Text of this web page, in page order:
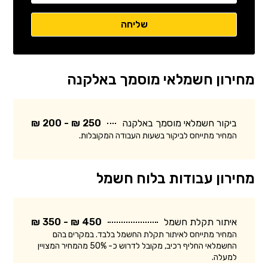
מחירון חשמלאי מוסמך באלקנה
ביקור חשמלאי מוסמך באלקנה 250 ₪ - 200 ₪
המחיר מתייחס לביקור בשעות העבודה המקובלות.
מחירון עבודות בלוח חשמל
איתור תקלת חשמל 450 ₪ - 350 ₪
המחיר מתייחס לאיתור תקלת החשמל בלבד. במקרים בהם
החשמלאי החליף רכיב, מקובל לדרוש כ- 50% מהמחיר המצויין
למעלה.